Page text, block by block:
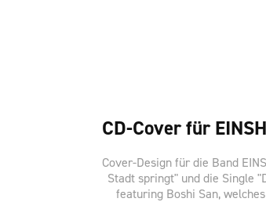
CD-Cover für
Cover-Design für die Band
Stadt springt" und die Single
featuring Boshi San,